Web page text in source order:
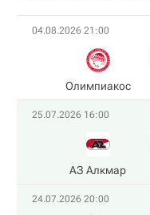
04.08.2026 21:00
Олимпиакос
25.07.2026 16:00
АЗ Алкмар
24.07.2026 20:00